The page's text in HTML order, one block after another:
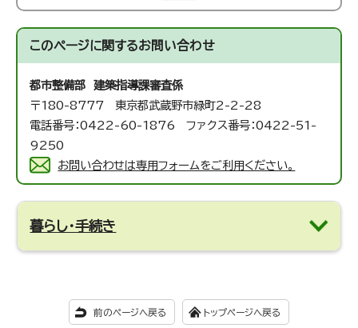
このページに関するお問い合わせ
都市整備部 建築指導課審査係
〒180-8777 東京都武蔵野市緑町2-2-28
電話番号：0422-60-1876 ファクス番号：0422-51-
9250
お問い合わせは専用フォームをご利用ください。
暮らし・手続き
前のページへ戻る トップページへ戻る